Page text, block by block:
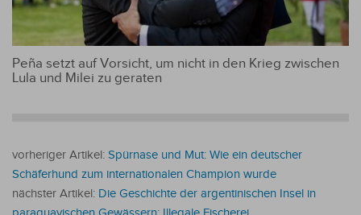
Peña setzt auf Vorsicht, um nicht in den Krieg zwischen
Lula und Milei zu geraten
vorheriger Artikel: Spürnase und Mut: Wie ein deutscher
Schäferhund zum internationalen Champion wurde
nächster Artikel: Die Geschichte der argentinischen Insel in